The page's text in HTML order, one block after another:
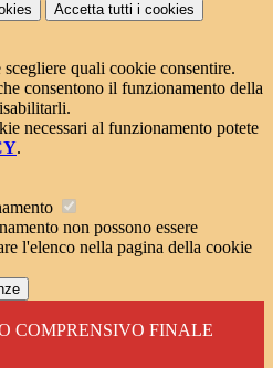
Accetta tutti i cookies
quali cookie consentire.
consentono il funzionamento della
necessari al funzionamento potete
.
non possono essere
l'elenco nella pagina della cookie
COMPRENSIVO FINALE